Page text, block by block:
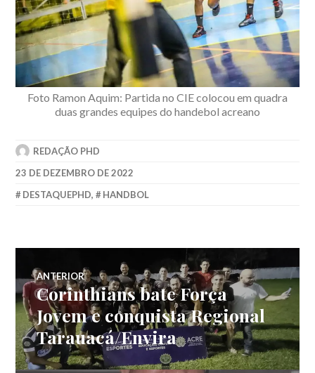
Foto Ramon Aquim: Partida no CIE colocou em quadra
duas grandes equipes do handebol acreano
REDAÇÃO PHD
23 DE DEZEMBRO DE 2022
DESTAQUEPHD, HANDBOL
ANTERIOR
Corinthians bate Força
Jovem e conquista Regional
Tarauacá/Envira